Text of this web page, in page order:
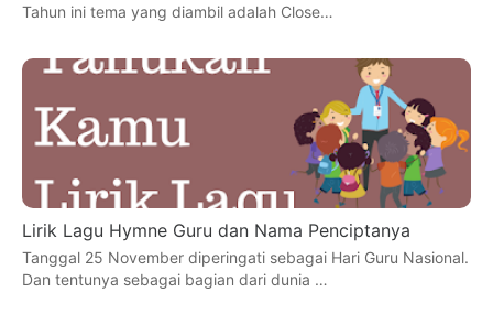
Tahun ini tema yang diambil adalah Close…
Lirik Lagu Hymne Guru dan Nama Penciptanya
Tanggal 25 November diperingati sebagai Hari Guru Nasional.
Dan tentunya sebagai bagian dari dunia …